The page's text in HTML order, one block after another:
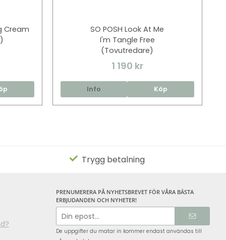
Cream
SO POSH Look At Me
I'm Tangle Free
(Tovutredare)
1 190 kr
Info Köp
Trygg betalning
PRENUMERERA PÅ NYHETSBREVET FÖR VÅRA BÄSTA
ERBJUDANDEN OCH NYHETER!
E-
postadress
De uppgifter du matar in kommer endast användas till